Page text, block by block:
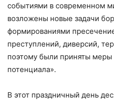
событиями в современном
возложены новые задачи
формированиями
преступлений, диверсий,
поэтому были приняты
потенциала».
В этот праздничный день